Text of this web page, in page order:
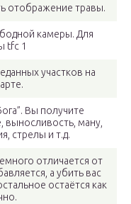
отображение травы.
камеры. Для
tfc 1
участков на
Вы получите
выносливость, ману,
стрелы и т.д.
отличается от
а убить вас
остаётся как